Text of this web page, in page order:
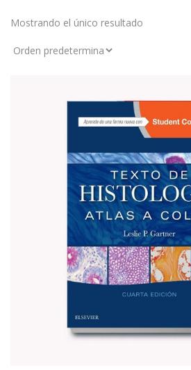
Mostrando el único resultado